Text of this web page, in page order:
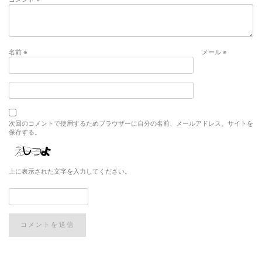
名前 ※ メール ※
次回のコメントで使用するためブラウザーに自分の名前、メールアドレス、サイトを
保存する。
上に表示された文字を入力してください。